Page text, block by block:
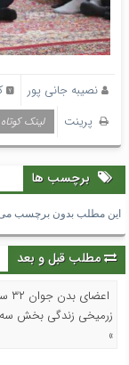
نصیبه جانی پور
پرینت
لینک کوتاه
برچسب ها
این مطلب بدون برچسب
مطلب قبل و بعد
زرمیخی زندگی بخش
»